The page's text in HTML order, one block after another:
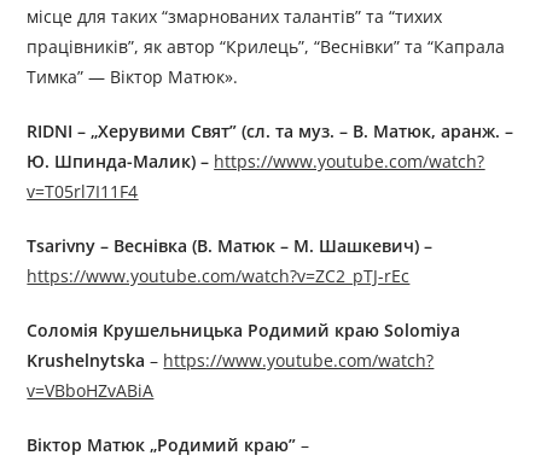
місце для таких “змарнованих талантів” та “тихих
працівників”, як автор “Крилець”, “Веснівки” та “Капрала
Тимка” — Віктор Матюк».
RIDNI – „Херувими Свят” (сл. та муз. – В. Матюк, аранж. –
Ю. Шпинда-Малик) – https://www.youtube.com/watch?
v=T05rl7I11F4
Tsarivny – Веснівка (В. Матюк – М. Шашкевич) –
https://www.youtube.com/watch?v=ZC2_pTJ-rEc
Соломiя Крушельницька Родимий краю Solomiya
Krushelnytska – https://www.youtube.com/watch?
v=VBboHZvABiA
Віктор Матюк „Родимий краю” –